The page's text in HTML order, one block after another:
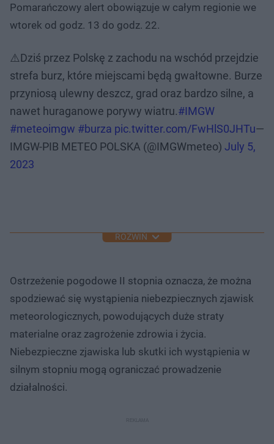
Pomarańczowy alert obowiązuje w całym regionie we
wtorek od godz. 13 do godz. 22.
⚠️Dziś przez Polskę z zachodu na wschód przejdzie
strefa burz, które miejscami będą gwałtowne. Burze
przyniosą ulewny deszcz, grad oraz bardzo silne, a
nawet huraganowe porywy wiatru.#IMGW
#meteoimgw #burza pic.twitter.com/FwHlS0JHTu—
IMGW-PIB METEO POLSKA (@IMGWmeteo) July 5,
2023
ROZWIŃ
Ostrzeżenie pogodowe II stopnia oznacza, że można
spodziewać się wystąpienia niebezpiecznych zjawisk
meteorologicznych, powodujących duże straty
materialne oraz zagrożenie zdrowia i życia.
Niebezpieczne zjawiska lub skutki ich wystąpienia w
silnym stopniu mogą ograniczać prowadzenie
działalności.